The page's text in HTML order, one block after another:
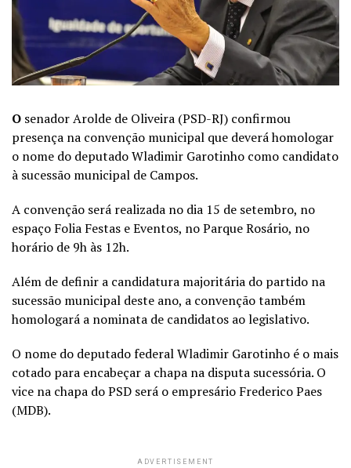
O senador Arolde de Oliveira (PSD-RJ) confirmou
presença na convenção municipal que deverá homologar
o nome do deputado Wladimir Garotinho como candidato
à sucessão municipal de Campos.
A convenção será realizada no dia 15 de setembro, no
espaço Folia Festas e Eventos, no Parque Rosário, no
horário de 9h às 12h.
Além de definir a candidatura majoritária do partido na
sucessão municipal deste ano, a convenção também
homologará a nominata de candidatos ao legislativo.
O nome do deputado federal Wladimir Garotinho é o mais
cotado para encabeçar a chapa na disputa sucessória. O
vice na chapa do PSD será o empresário Frederico Paes
(MDB).
ADVERTISEMENT